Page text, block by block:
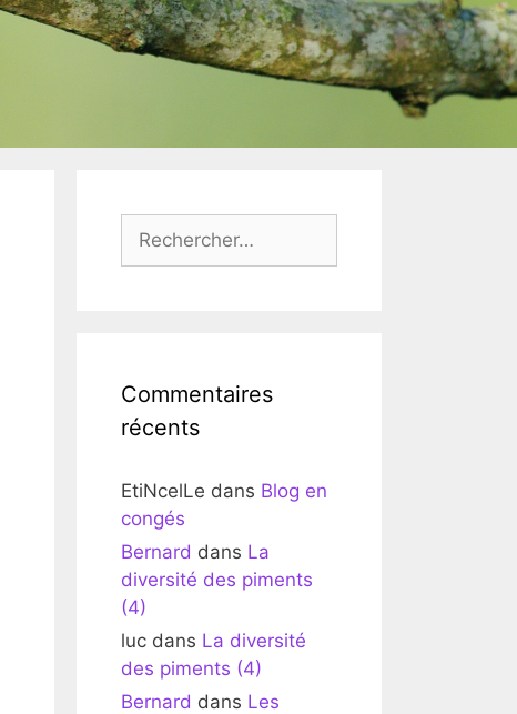
Commentaires
récents
EtiNcelLe dans Blog en
congés
Bernard dans La
diversité des piments
(4)
luc dans La diversité
des piments (4)
Bernard dans Les